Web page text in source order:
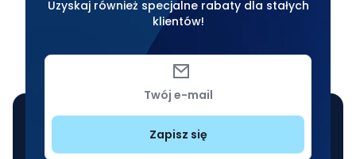
Uzyskaj również specjalne rabaty dla stałych
klientów!
Twój e-mail
Zapisz się